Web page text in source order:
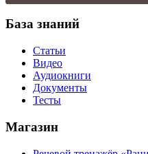
База знаний
Статьи
Видео
Аудиокниги
Документы
Тесты
Магазин